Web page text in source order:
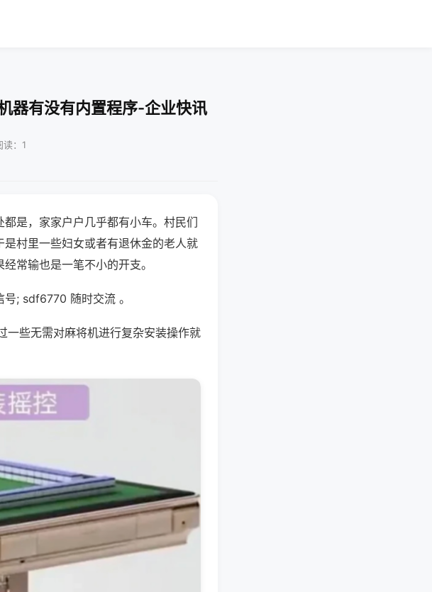
器有没有内置程序-企业快讯
：1
是，家家户户几乎都有小车。村民们
村里一些妇女或者有退休金的老人就
常输也是一笔不小的开支。
; sdf6770 随时交流 。
一些无需对麻将机进行复杂安装操作就